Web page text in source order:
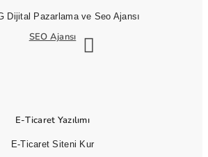
Dijital Pazarlama ve Seo Ajansı
SEO Ajansı
E-Ticaret Yazılımı
E-Ticaret Siteni Kur